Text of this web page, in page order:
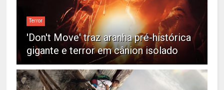
Terror
'Don't Move' traz aranha pré-histórica
gigante e terror em cânion isolado